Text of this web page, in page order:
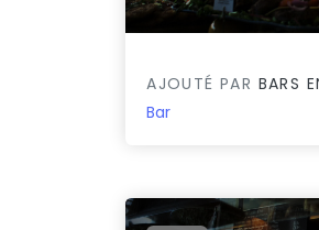
AJOUTÉ PAR BARS
Bar